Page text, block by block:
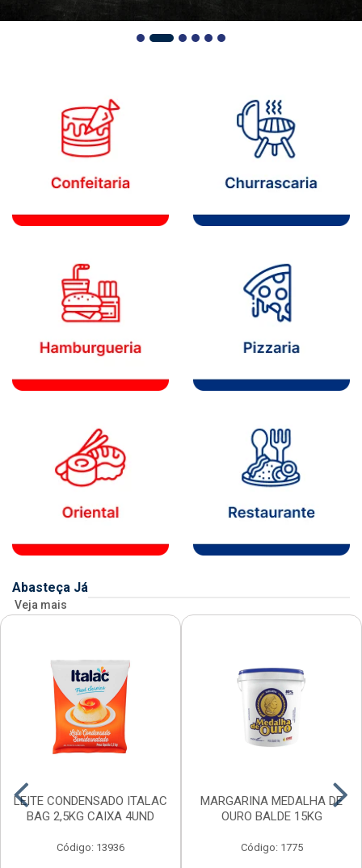
Abasteça Já
Veja mais
LEITE CONDENSADO ITALAC
BAG 2,5KG CAIXA 4UND
Código: 13936
MARGARINA MEDALHA DE
OURO BALDE 15KG
Código: 1775